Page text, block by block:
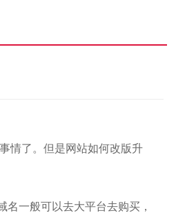
情了。但是网站如何改版升
一般可以去大平台去购买，